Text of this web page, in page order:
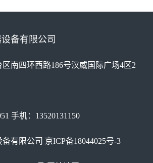
备有限公司
南四环西路186号汉威国际广场4区2
手机：13520131150
有限公司 京ICP备18044025号-3